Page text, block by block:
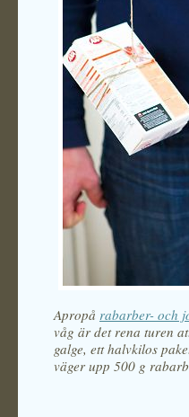
Apropå rabarber- och
våg är det rena turen
galge, ett halvkilos
väger upp 500 g